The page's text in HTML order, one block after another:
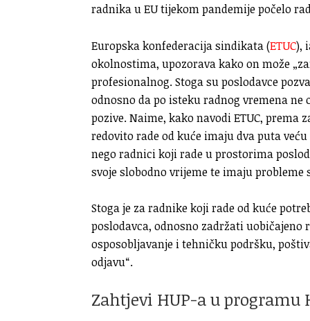
radnika u EU tijekom pandemije počelo
Europska konfederacija sindikata (ETUC),
okolnostima, upozorava kako on može
profesionalnog. Stoga su poslodavce
odnosno da po isteku radnog vremena
pozive. Naime, kako navodi ETUC,
redovito rade od kuće imaju dva puta
nego radnici koji rade u prostorima
svoje slobodno vrijeme te imaju
Stoga je za radnike koji rade od kuće
poslodavca, odnosno zadržati
osposobljavanje i tehničku podršku,
odjavu“.
Zahtjevi HUP-a u programu